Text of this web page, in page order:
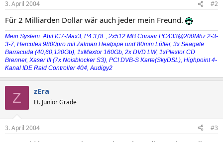
3. April 2004 #2
Für 2 Milliarden Dollar wär auch jeder mein Freund.
Mein System: Abit IC7-Max3, P4 3,0E, 2x512 MB Corsair PC433@200Mhz 2-3-
3-7, Hercules 9800pro mit Zalman Heatpipe und 80mm Lüfter, 3x Seagate
Barracuda (40,60,120Gb), 1xMaxtor 160Gb, 2x DVD LW, 1xPlextor CD
Brenner, Xaser III (7x Noisblocker S3), PCI DVB-S Karte(SkyDSL), Highpoint 4-
Kanal IDE Raid Controller 404, Audigy2
Z zEra
Lt. Junior Grade
3. April 2004 #3